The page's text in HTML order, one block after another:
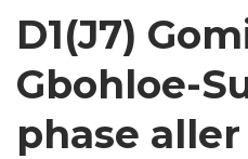
D1(J7)
Gbohloe-
phase